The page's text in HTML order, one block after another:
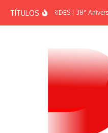
TÍTULOSEFEMÉRIDES | 38°